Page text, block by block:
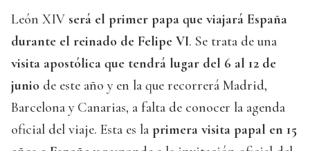
León XIV será el primer papa que viajará España
durante el reinado de Felipe VI. Se trata de una
visita apostólica que tendrá lugar del 6 al 12 de
junio de este año y en la que recorrerá Madrid,
Barcelona y Canarias, a falta de conocer la agenda
oficial del viaje. Esta es la primera visita papal en 15